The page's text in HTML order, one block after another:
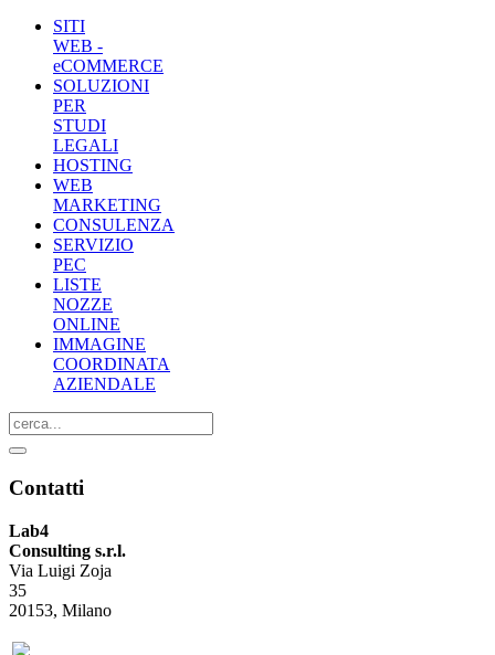
SITI
WEB -
eCOMMERCE
SOLUZIONI
PER
STUDI
LEGALI
HOSTING
WEB
MARKETING
CONSULENZA
SERVIZIO
PEC
LISTE
NOZZE
ONLINE
IMMAGINE
COORDINATA
AZIENDALE
Contatti
Lab4
Consulting s.r.l.
Via Luigi Zoja
35
20153, Milano